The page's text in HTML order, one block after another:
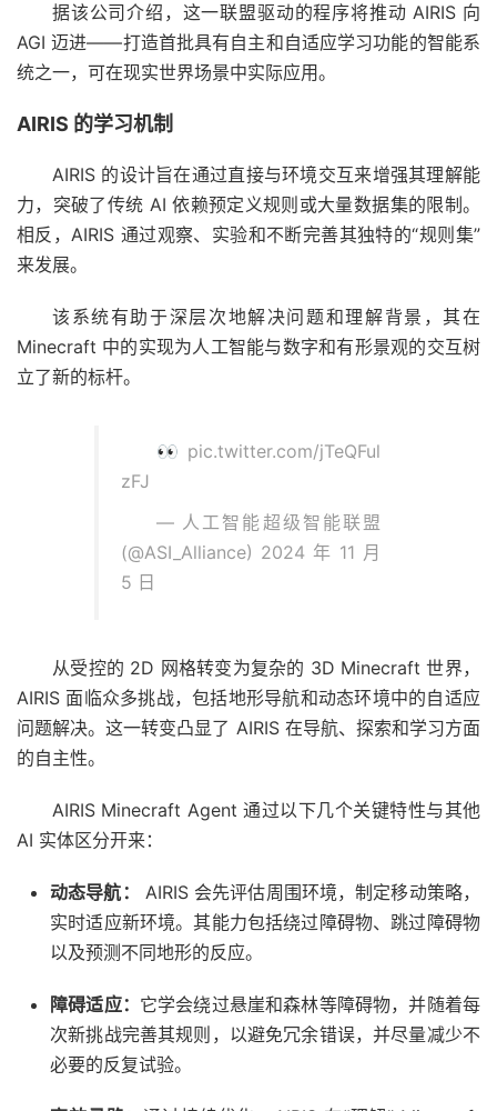
据该公司介绍，这一联盟驱动的程序将推动 AIRIS 向
AGI 迈进——打造首批具有自主和自适应学习功能的智能系
统之一，可在现实世界场景中实际应用。
AIRIS 的学习机制
AIRIS 的设计旨在通过直接与环境交互来增强其理解能
力，突破了传统 AI 依赖预定义规则或大量数据集的限制。
相反，AIRIS 通过观察、实验和不断完善其独特的“规则集”
来发展。
该系统有助于深层次地解决问题和理解背景，其在
Minecraft 中的实现为人工智能与数字和有形景观的交互树
立了新的标杆。
👀 pic.twitter.com/jTeQFul
zFJ
— 人工智能超级智能联盟
(@ASI_Alliance) 2024 年 11 月
5 日
从受控的 2D 网格转变为复杂的 3D Minecraft 世界，
AIRIS 面临众多挑战，包括地形导航和动态环境中的自适应
问题解决。这一转变凸显了 AIRIS 在导航、探索和学习方面
的自主性。
AIRIS Minecraft Agent 通过以下几个关键特性与其他
AI 实体区分开来：
动态导航：
AIRIS 会先评估周围环境，制定移动策略，
实时适应新环境。其能力包括绕过障碍物、跳过障碍物
以及预测不同地形的反应。
障碍适应： 它学会绕过悬崖和森林等障碍物，并随着每
次新挑战完善其规则，以避免冗余错误，并尽量减少不
必要的反复试验。